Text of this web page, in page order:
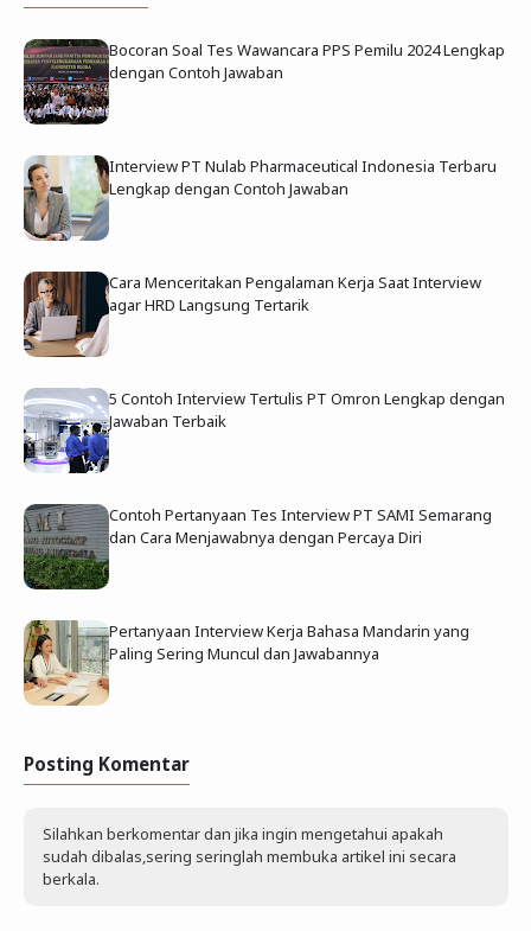
Bocoran Soal Tes Wawancara PPS Pemilu 2024 Lengkap
dengan Contoh Jawaban
Interview PT Nulab Pharmaceutical Indonesia Terbaru
Lengkap dengan Contoh Jawaban
Cara Menceritakan Pengalaman Kerja Saat Interview
agar HRD Langsung Tertarik
5 Contoh Interview Tertulis PT Omron Lengkap dengan
Jawaban Terbaik
Contoh Pertanyaan Tes Interview PT SAMI Semarang
dan Cara Menjawabnya dengan Percaya Diri
Pertanyaan Interview Kerja Bahasa Mandarin yang
Paling Sering Muncul dan Jawabannya
Posting Komentar
Silahkan berkomentar dan jika ingin mengetahui apakah
sudah dibalas,sering seringlah membuka artikel ini secara
berkala.